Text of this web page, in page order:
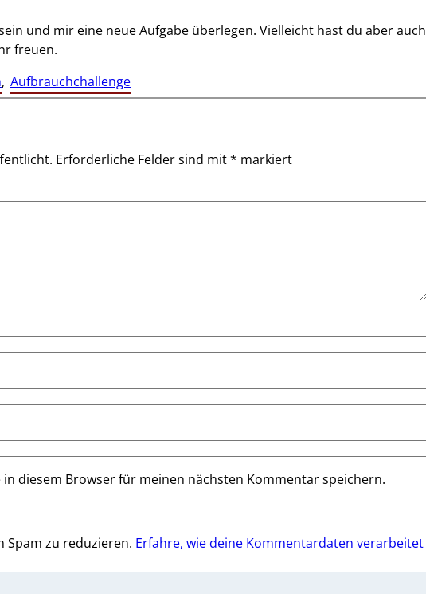
und mir eine neue Aufgabe überlegen. Vielleicht hast du aber auch
freuen.
, Aufbrauchchallenge
Erforderliche Felder sind mit* markiert
in diesem Browser für meinen nächsten Kommentar speichern.
Spam zu reduzieren. Erfahre, wie deine Kommentardaten verarbeitet